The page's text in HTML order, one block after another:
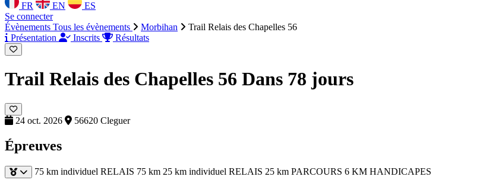
FR EN
ES
Se connecter
Évènements Tous les évènements Morbihan
Trail Relais des Chapelles 56
Présentation
Inscrits Résultats
Trail Relais des Chapelles 56 Dans 78 jours
24 oct. 2026 56620 Cleguer
Épreuves
75 km individuel RELAIS 75 km 25 km individuel RELAIS 25 km PARCOURS 6 KM HANDICAPES